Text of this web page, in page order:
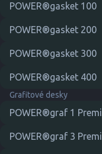
POWER®gasket 100
POWER®gasket 200
POWER®gasket 300
POWER®gasket 400
Grafitové desky
POWER®graf 1
POWER®graf 3